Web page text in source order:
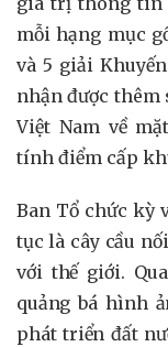
mỗi hạng mục
và 5 giải
nhận được thêm
Việt Nam về
tính điểm cấp
Ban Tổ chức kỳ
tục là cây cầu
với thế giới.
quảng bá hình
phát triển đất